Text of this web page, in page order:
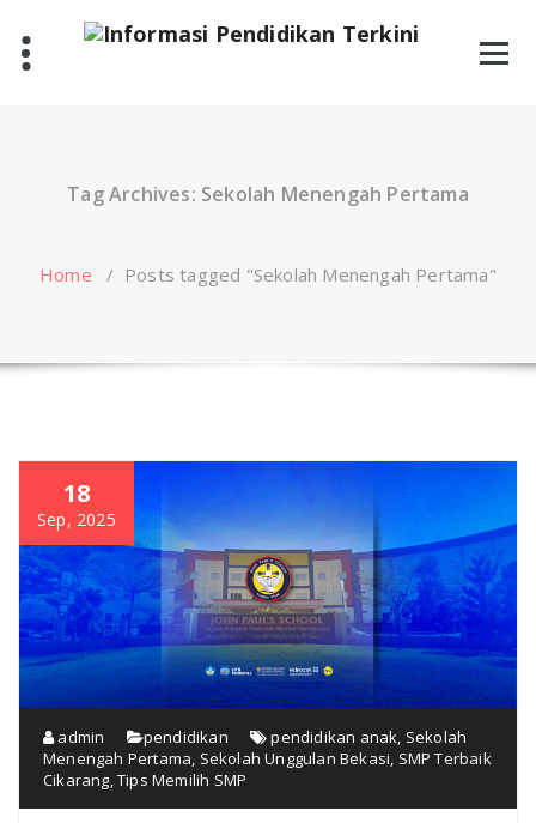
content
Tag Archives: Sekolah Menengah Pertama
Home / Posts tagged "Sekolah Menengah Pertama"
18
Sep, 2025
admin pendidikan pendidikan anak, Sekolah
Menengah Pertama, Sekolah Unggulan Bekasi, SMP Terbaik
Cikarang,Tips Memilih SMP